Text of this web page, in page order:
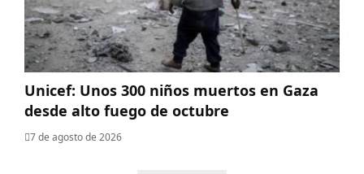
Unicef: Unos 300 niños muertos en Gaza
desde alto fuego de octubre
7 de agosto de 2026